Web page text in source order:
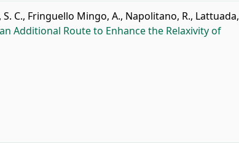
C., Fringuello Mingo, A., Napolitano, R., Lattuada,
Additional Route to Enhance the Relaxivity of